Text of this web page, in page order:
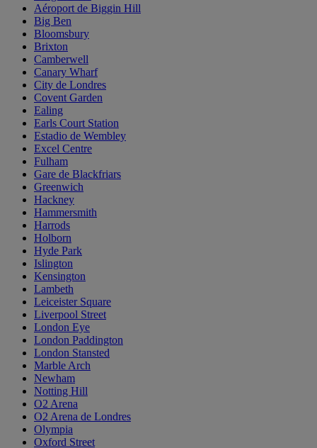
Aéroport de Biggin Hill
Big Ben
Bloomsbury
Brixton
Camberwell
Canary Wharf
City de Londres
Covent Garden
Ealing
Earls Court Station
Estadio de Wembley
Excel Centre
Fulham
Gare de Blackfriars
Greenwich
Hackney
Hammersmith
Harrods
Holborn
Hyde Park
Islington
Kensington
Lambeth
Leiceister Square
Liverpool Street
London Eye
London Paddington
London Stansted
Marble Arch
Newham
Notting Hill
O2 Arena
O2 Arena de Londres
Olympia
Oxford Street